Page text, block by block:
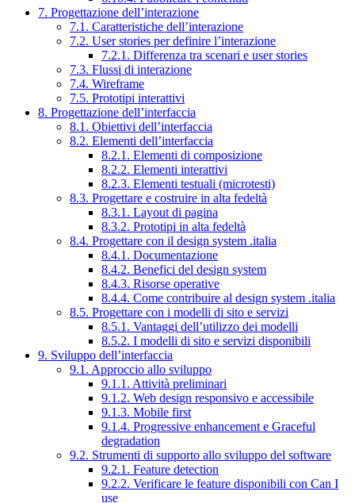
7. Progettazione dell’interazione
7.1. Caratteristiche dell’interazione
7.2. User stories per definire l’interazione
7.2.1. Differenza tra scenari e user stories
7.3. Flussi di interazione
7.4. Wireframe
7.5. Prototipi interattivi
8. Progettazione dell’interfaccia
8.1. Obiettivi dell’interfaccia
8.2. Elementi dell’interfaccia
8.2.1. Elementi di composizione
8.2.2. Elementi interattivi
8.2.3. Elementi testuali (microtesti)
8.3. Progettare e costruire in alta fedeltà
8.3.1. Layout di pagina
8.3.2. Prototipi in alta fedeltà
8.4. Progettare con il design system .italia
8.4.1. Documentazione
8.4.2. Benefici del design system
8.4.3. Risorse operative
8.4.4. Come contribuire al design system .italia
8.5. Progettare con i modelli di sito e servizi
8.5.1. Vantaggi dell’utilizzo dei modelli
8.5.2. I modelli di sito e servizi disponibili
9. Sviluppo dell’interfaccia
9.1. Approccio allo sviluppo
9.1.1. Attività preliminari
9.1.2. Web design responsivo e accessibile
9.1.3. Mobile first
9.1.4. Progressive enhancement e Graceful
degradation
9.2. Strumenti di supporto allo sviluppo del software
9.2.1. Feature detection
9.2.2. Verificare le feature disponibili con Can I
use